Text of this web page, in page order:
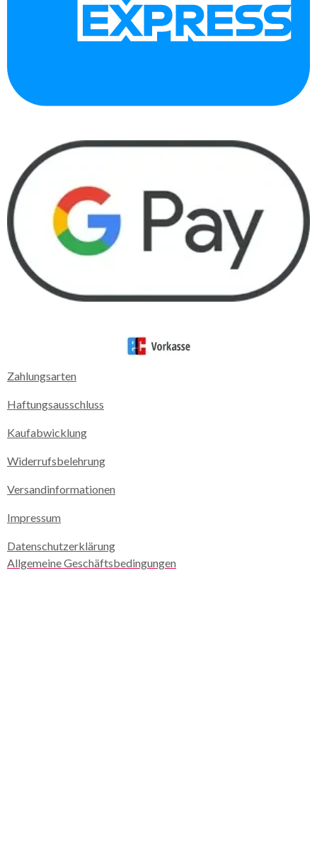
Zahlungsarten
Haftungsausschluss
Kaufabwicklung
Widerrufsbelehrung
Versandinformationen
Impressum
Datenschutzerklärung
Allgemeine Geschäftsbedingungen